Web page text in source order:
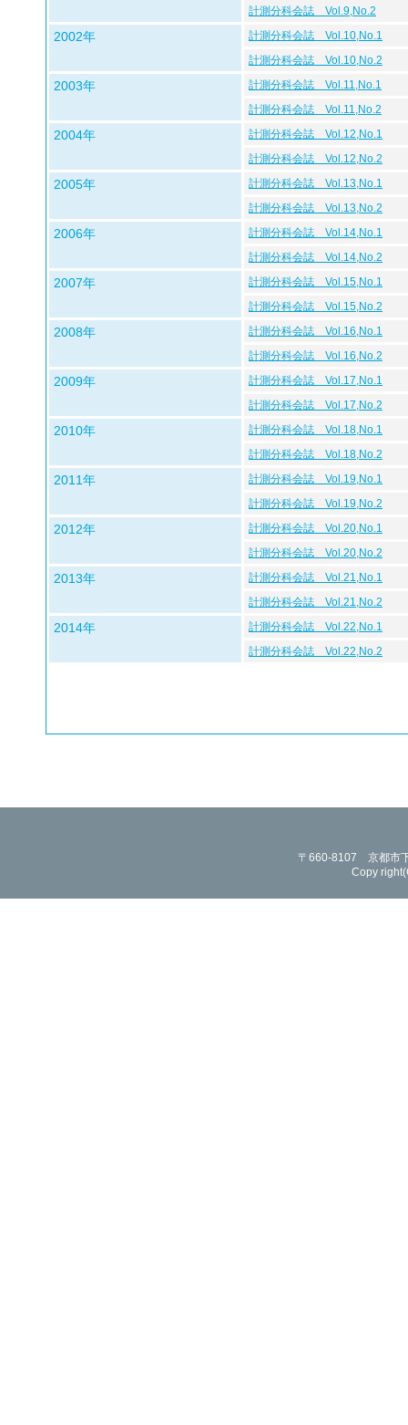
計測分科会誌 Vol.9,No.2
2002年
計測分科会誌 Vol.10,No.1
計測分科会誌 Vol.10,No.2
2003年
計測分科会誌 Vol.11,No.1
計測分科会誌 Vol.11,No.2
2004年
計測分科会誌 Vol.12,No.1
計測分科会誌 Vol.12,No.2
2005年
計測分科会誌 Vol.13,No.1
計測分科会誌 Vol.13,No.2
2006年
計測分科会誌 Vol.14,No.1
計測分科会誌 Vol.14,No.2
2007年
計測分科会誌 Vol.15,No.1
計測分科会誌 Vol.15,No.2
2008年
計測分科会誌 Vol.16,No.1
計測分科会誌 Vol.16,No.2
2009年
計測分科会誌 Vol.17,No.1
計測分科会誌 Vol.17,No.2
2010年
計測分科会誌 Vol.18,No.1
計測分科会誌 Vol.18,No.2
2011年
計測分科会誌 Vol.19,No.1
計測分科会誌 Vol.19,No.2
2012年
計測分科会誌 Vol.20,No.1
計測分科会誌 Vol.20,No.2
2013年
計測分科会誌 Vol.21,No.1
計測分科会誌 Vol.21,No.2
2014年
計測分科会誌 Vol.22,No.1
計測分科会誌 Vol.22,No.2
〒660-8107 京都市
Copy